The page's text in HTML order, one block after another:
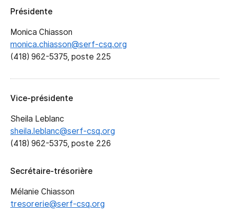
Présidente
Monica Chiasson
monica.chiasson@serf-csq.org
(418) 962-5375, poste 225
Vice-présidente
Sheila Leblanc
sheila.leblanc@serf-csq.org
(418) 962-5375, poste 226
Secrétaire-trésorière
Mélanie Chiasson
tresorerie@serf-csq.org